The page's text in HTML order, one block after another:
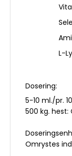
L-
Dosering:
5-10 ml./pr.
500 kg. hest:
Omrystes